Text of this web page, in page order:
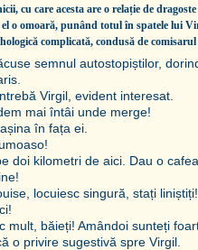
cu care acesta are o relație de
el o omoară, punând totul în spatele lui
complicată, condusă de
semnul autostopiștilor,
Virgil, evident interesat.
mai întâi unde merge!
în fața ei.
doi kilometri de aici. Dau o
locuiesc singură, stați liniștiți!
mult, băieți! Amândoi sunteți
o privire sugestivă spre Virgil.